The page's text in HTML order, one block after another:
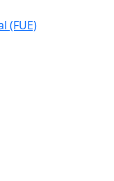
(FUE)